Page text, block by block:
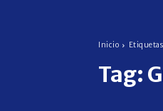
Inicio Etiquetas
Tag: